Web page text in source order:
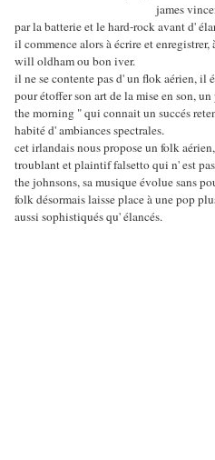
james
par la batterie et le hard-rock avant d'
il commence alors à écrire et
will oldham ou bon iver.
il ne se contente pas d' un flok aérien, il
pour étoffer son art de la mise en son,
the morning " qui connait un succés
habité d' ambiances spectrales.
cet irlandais nous propose un folk
troublant et plaintif falsetto qui n' est
the johnsons, sa musique évolue sans
folk désormais laisse place à une pop
aussi sophistiqués qu' élancés.